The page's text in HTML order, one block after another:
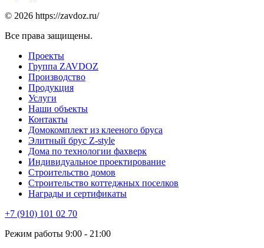
© 2026 https://zavdoz.ru/
Все права защищены.
Проекты
Группа ZAVDOZ
Производство
Продукция
Услуги
Наши объекты
Контакты
Домокомплект из клееного бруса
Элитный брус Z-style
Дома по технологии фахверк
Индивидуальное проектирование
Строительство домов
Строительство коттеджных поселков
Награды и сертификаты
+7 (910) 101 02 70
Режим работы 9:00 - 21:00